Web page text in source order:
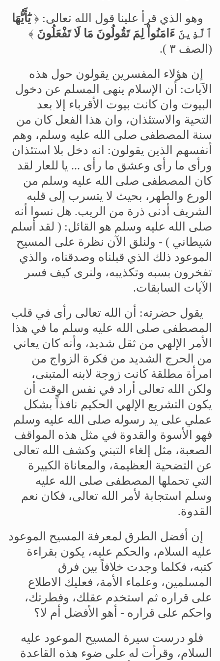
وهو
الذي قرأ علينا قول الله تعالى: ﴿ يَٰٓأَيُّهَا
ٱلَّذِينَ ءَامَنُواْ لِمَ تَقُولُونَ مَا لَا تَفْعَلُونَ ﴾
( الصف ٣ ).
إن هؤلاء المفسرين يقولون حول هذه
الآيات: أن الإسلام ينهى المسلم عن دخول
البيوت وان كانت بيوت الأقرباء إلا بعد
التحية والاستئذان، وان هذا الفعل كان من
سنة
المصطفى صلى الله عليه وسلم، وهم
أنفسهم
الذين يقولون: انه دخل بلا
استئذان
ورأى ما رأى وعشق ما رأى ... يا للعار لقد
كان
المصطفى صلى الله عليه وسلم من
الورع والطهر، بحيث لا يتسرب إلى قلبه
الشريف أدنى ذرة من الريب. هل نسوا
أنه
صلى
الله عليه وسلم هو القائل: ( لقد
أسلم
شيطاني ) - ولنلق الآن نظرة على
المسيح
الموعود ذلك الذي قبلناه وصدقناه، والذي
تفخرون بسبه وتكذيبه، ولنرى كيف فسر
الآيات
السابقات.
يقول حضرته: أن الله تعالى رأى في قلب
المصطفى صلى الله عليه وسلم ما في هذا
الأمر
الإلهي من ثقل شديد، وأنه كان يعاني
من
الحرج الشديد من فكرة الزواج من
امرأة مطلقة كانت زوجة لابنه
المتبنى،
ولكن
الله تعالى أراد في نفس الوقت
أن
يكون
التشريع الإلهي الحكيم نافذاً
بشكل
عملي على يد رسوله صلى الله عليه وسلم
فهو
الأسوة والقدوة في مثل هذه
المواقف
الصعبة، مثل إلغاء التبني وكشف الله تعالى
عن
التضحية العظيمة، والمعاناة
الكبيرة
التي تحملها المصطفى صلى الله عليه
وسلم
استجابة لأمر الله تعالى، فكان نعم
القدوة.
إن أفضل الطرق لمعرفة المسيح
الموعود
عليه
السلام، والحكم عليه، يكون بقراءة
كتبه، فكلما وجدت خلافاً بين فرق
المسلمين، وعلماء الأمة، فعليك
الاطلاع
على قراره ثم استخدم عقلك، وفطرتك،
واحكم على قراره - أهو الأفضل أم لا؟
فلو درست سيرة المسيح الموعود عليه
السلام، وقرأت له على ضوء هذه
القاعدة